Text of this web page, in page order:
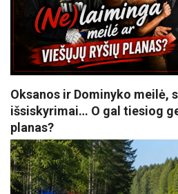
Oksanos ir Dominyko meilė,
išsiskyrimai… O gal tiesiog
planas?